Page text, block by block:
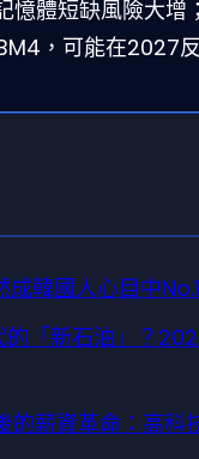
憶體短缺風險大增
，可能在2027
韓國人心目中
的「新石油」？
的薪資革命：高科